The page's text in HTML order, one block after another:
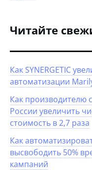
Читайте
Как SYNERGETIC
автоматизации
Как производителю
России увеличить
стоимость в 2,7 раза
Как
высвободить 50%
кампаний